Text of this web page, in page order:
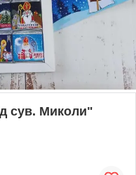
сув. Миколи"